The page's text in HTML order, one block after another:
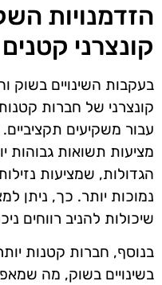
הזדמנויות
קונצרני קטנים
בעקבות השינויים בשוק
קונצרני של חברות
עבור משקיעים
מציעות תשואות גבוהות
הגדולות, שמציעות
נמוכות יותר. כך, ניתן
שיכולות להניב רווחים
בנוסף, חברות קטנות
בשינויים בשוק, מה